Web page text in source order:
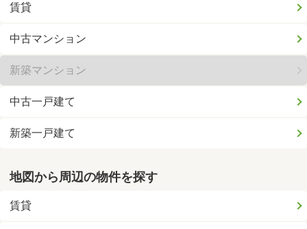
賃貸
中古マンション
新築マンション
中古一戸建て
新築一戸建て
地図から周辺の物件を探す
賃貸